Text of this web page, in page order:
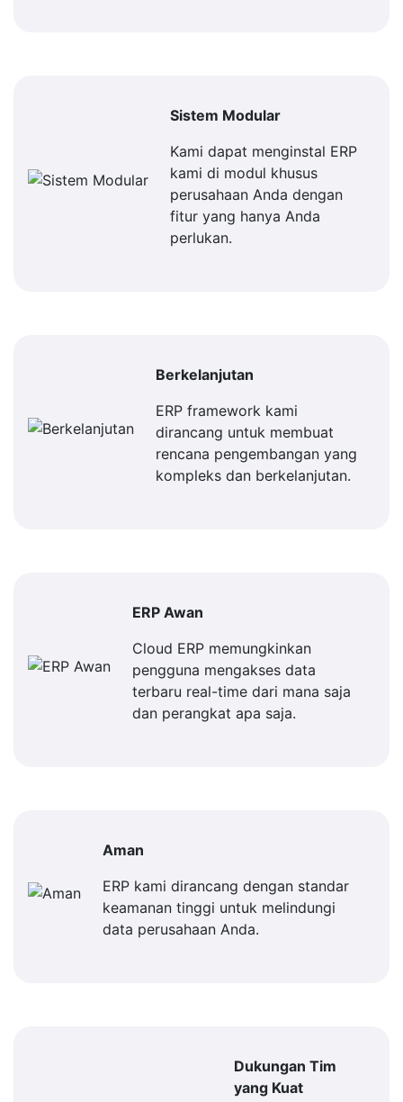
Sistem Modular
Kami dapat menginstal ERP
kami di modul khusus
perusahaan Anda dengan
fitur yang hanya Anda
perlukan.
Berkelanjutan
ERP framework kami
dirancang untuk membuat
rencana pengembangan yang
kompleks dan berkelanjutan.
ERP Awan
Cloud ERP memungkinkan
pengguna mengakses data
terbaru real-time dari mana saja
dan perangkat apa saja.
Aman
ERP kami dirancang dengan standar
keamanan tinggi untuk melindungi
data perusahaan Anda.
Dukungan Tim
yang Kuat